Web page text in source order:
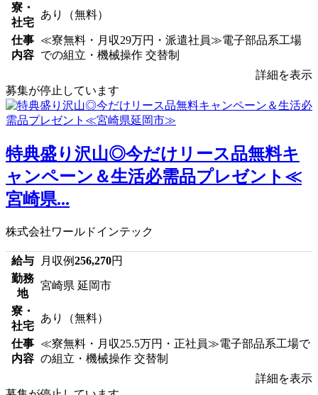
寮・
社宅
あり（無料）
仕事
内容
≪寮無料・月収29万円・派遣社員≫電子部品系工場
での組立・機械操作 交替制
詳細を表示
募集が停止しています
特典盛り沢山◎今だけリース品無料キ
ャンペーン＆生活必需品プレゼント≪
宮崎県...
株式会社ワールドインテック
給与 月収例256,270円
勤務
地
宮崎県 延岡市
寮・
社宅
あり（無料）
仕事
内容
≪寮無料・月収25.5万円・正社員≫電子部品系工場で
の組立・機械操作 交替制
詳細を表示